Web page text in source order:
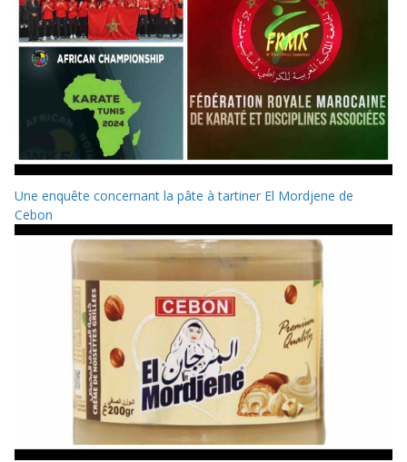
Une enquête concernant la pâte à tartiner El Mordjene de
Cebon